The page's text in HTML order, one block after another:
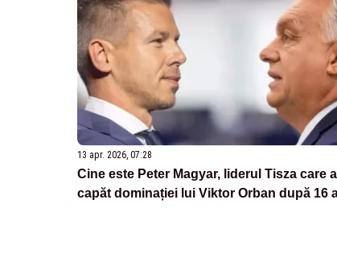
13 apr. 2026, 07:28
Cine este Peter Magyar, liderul Tisza care
capăt dominației lui Viktor Orban după 16